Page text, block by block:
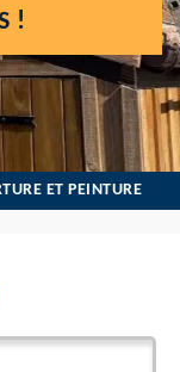
!
ET PEINTURE